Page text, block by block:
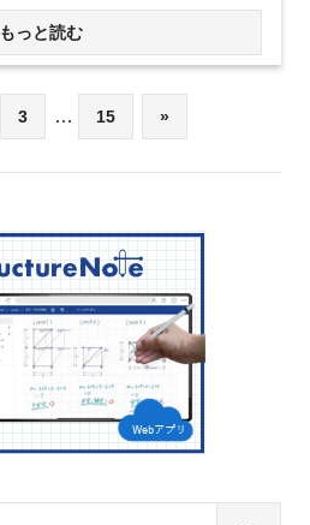
もっと読む
3 … 15
次
の
記
»